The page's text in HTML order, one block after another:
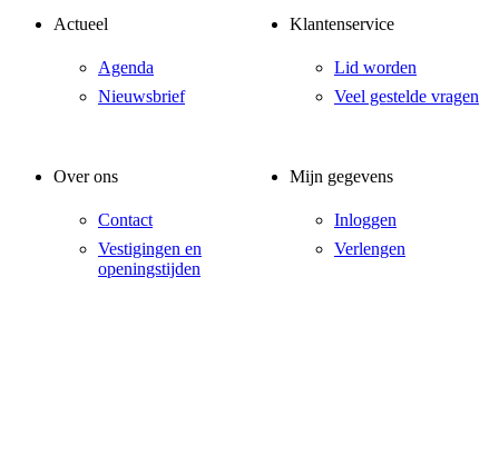
Actueel
Agenda
Nieuwsbrief
Klantenservice
Lid worden
Veel gestelde vragen
Over ons
Contact
Vestigingen en
openingstijden
Mijn gegevens
Inloggen
Verlengen